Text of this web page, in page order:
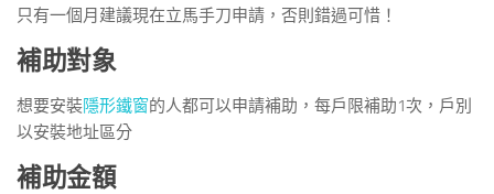
只有一個月建議現在立馬手刀申請，否則錯過可惜！
補助對象
想要安裝隱形鐵窗的人都可以申請補助，每戶限補助1次，戶別
以安裝地址區分
補助金額